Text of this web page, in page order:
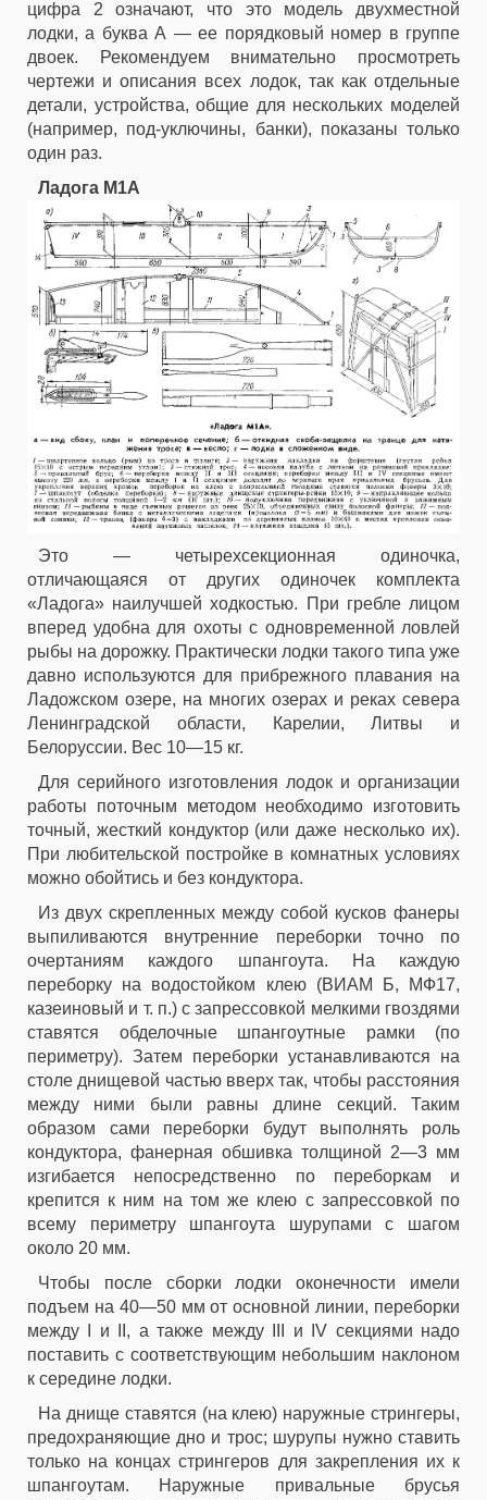
цифра 2 означают, что это модель двухместной
лодки, а буква А — ее порядковый номер в группе
двоек. Рекомендуем внимательно просмотреть
чертежи и описания всех лодок, так как отдельные
детали, устройства, общие для нескольких моделей
(например, под-уключины, банки), показаны только
один раз.
Ладога М1А
Это — четырехсекционная одиночка,
отличающаяся от других одиночек комплекта
«Ладога» наилучшей ходкостью. При гребле лицом
вперед удобна для охоты с одновременной ловлей
рыбы на дорожку. Практически лодки такого типа уже
давно используются для прибрежного плавания на
Ладожском озере, на многих озерах и реках севера
Ленинградской области, Карелии, Литвы и
Белоруссии. Вес 10—15 кг.
Для серийного изготовления лодок и организации
работы поточным методом необходимо изготовить
точный, жесткий кондуктор (или даже несколько их).
При любительской постройке в комнатных условиях
можно обойтись и без кондуктора.
Из двух скрепленных между собой кусков фанеры
выпиливаются внутренние переборки точно по
очертаниям каждого шпангоута. На каждую
переборку на водостойком клею (ВИАМ Б, МФ17,
казеиновый и т. п.) с запрессовкой мелкими гвоздями
ставятся обделочные шпангоутные рамки (по
периметру). Затем переборки устанавливаются на
столе днищевой частью вверх так, чтобы расстояния
между ними были равны длине секций. Таким
образом сами переборки будут выполнять роль
кондуктора, фанерная обшивка толщиной 2—3 мм
изгибается непосредственно по переборкам и
крепится к ним на том же клею с запрессовкой по
всему периметру шпангоута шурупами с шагом
около 20 мм.
Чтобы после сборки лодки оконечности имели
подъем на 40—50 мм от основной линии, переборки
между I и II, а также между III и IV секциями надо
поставить с соответствующим небольшим наклоном
к середине лодки.
На днище ставятся (на клею) наружные стрингеры,
предохраняющие дно и трос; шурупы нужно ставить
только на концах стрингеров для закрепления их к
шпангоутам. Наружные привальные брусья